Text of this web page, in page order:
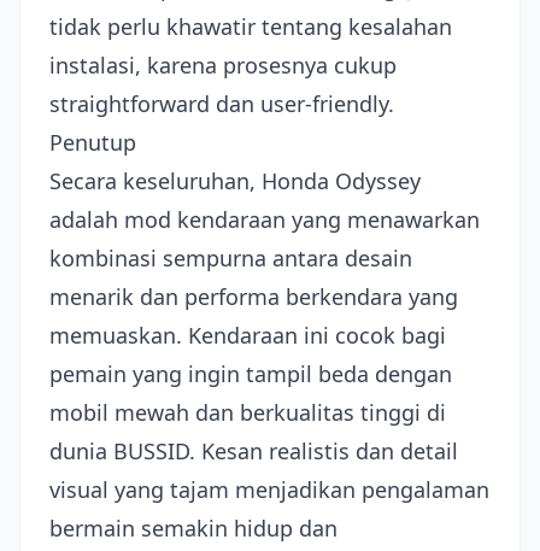
tidak perlu khawatir tentang kesalahan
instalasi, karena prosesnya cukup
straightforward dan user-friendly.
Penutup
Secara keseluruhan, Honda Odyssey
adalah mod kendaraan yang menawarkan
kombinasi sempurna antara desain
menarik dan performa berkendara yang
memuaskan. Kendaraan ini cocok bagi
pemain yang ingin tampil beda dengan
mobil mewah dan berkualitas tinggi di
dunia BUSSID. Kesan realistis dan detail
visual yang tajam menjadikan pengalaman
bermain semakin hidup dan